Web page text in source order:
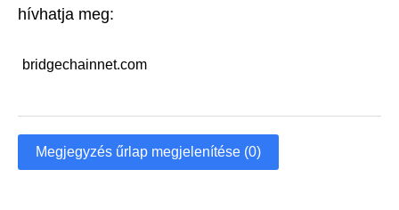
hívhatja meg:
bridgechainnet.com
Megjegyzés űrlap megjelenítése (0)